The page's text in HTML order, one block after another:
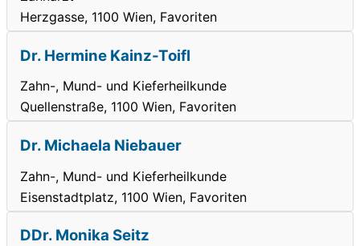
Herzgasse, 1100 Wien, Favoriten
Dr. Hermine Kainz-Toifl
Zahn-, Mund- und Kieferheilkunde
Quellenstraße, 1100 Wien, Favoriten
Dr. Michaela Niebauer
Zahn-, Mund- und Kieferheilkunde
Eisenstadtplatz, 1100 Wien, Favoriten
DDr. Monika Seitz